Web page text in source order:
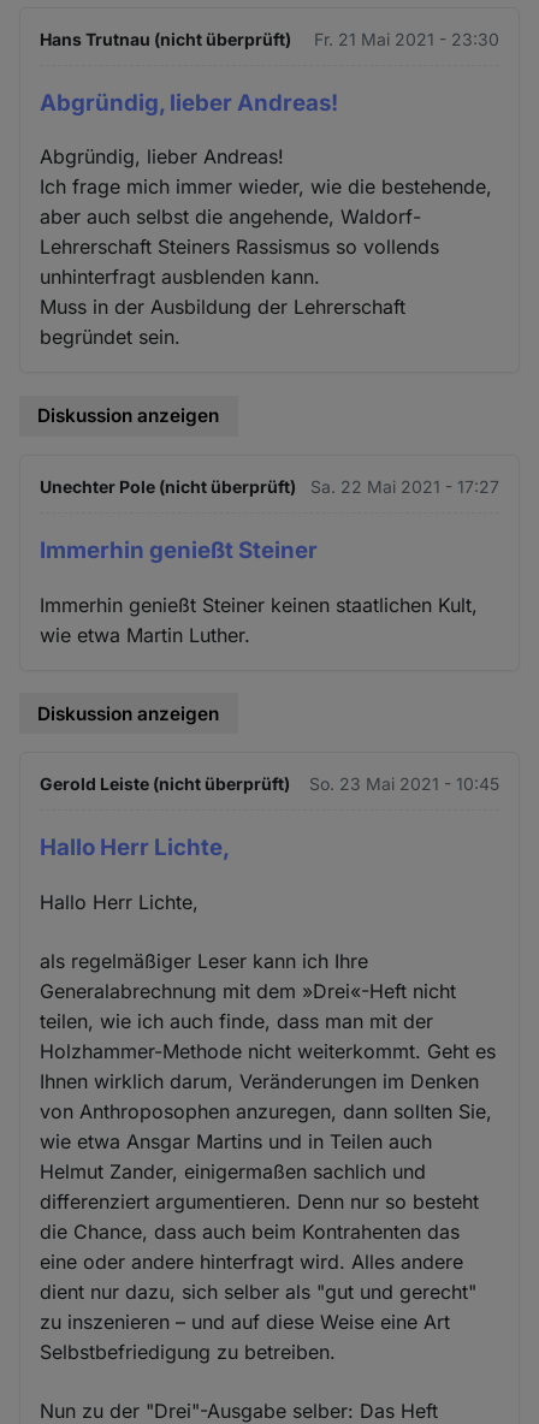
Hans Trutnau (nicht überprüft) Fr. 21 Mai 2021 - 23:30
Abgründig, lieber Andreas!
Abgründig, lieber Andreas!
Ich frage mich immer wieder, wie die bestehende,
aber auch selbst die angehende, Waldorf-
Lehrerschaft Steiners Rassismus so vollends
unhinterfragt ausblenden kann.
Muss in der Ausbildung der Lehrerschaft
begründet sein.
Diskussion anzeigen
Unechter Pole (nicht überprüft) Sa. 22 Mai 2021 - 17:27
Immerhin genießt Steiner
Immerhin genießt Steiner keinen staatlichen Kult,
wie etwa Martin Luther.
Diskussion anzeigen
Gerold Leiste (nicht überprüft) So. 23 Mai 2021 - 10:45
Hallo Herr Lichte,
Hallo Herr Lichte,
als regelmäßiger Leser kann ich Ihre
Generalabrechnung mit dem »Drei«-Heft nicht
teilen, wie ich auch finde, dass man mit der
Holzhammer-Methode nicht weiterkommt. Geht es
Ihnen wirklich darum, Veränderungen im Denken
von Anthroposophen anzuregen, dann sollten Sie,
wie etwa Ansgar Martins und in Teilen auch
Helmut Zander, einigermaßen sachlich und
differenziert argumentieren. Denn nur so besteht
die Chance, dass auch beim Kontrahenten das
eine oder andere hinterfragt wird. Alles andere
dient nur dazu, sich selber als "gut und gerecht"
zu inszenieren – und auf diese Weise eine Art
Selbstbefriedigung zu betreiben.
Nun zu der "Drei"-Ausgabe selber: Das Heft